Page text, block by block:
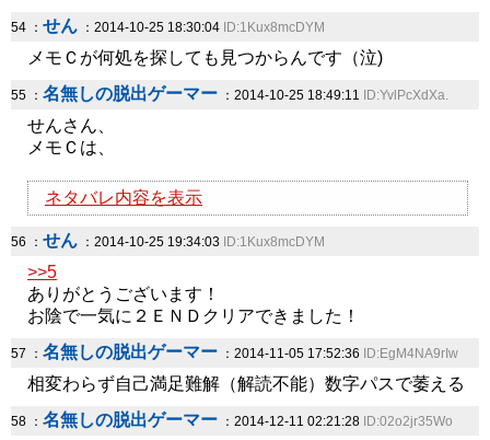
54 ： せん ：2014-10-25 18:30:04 ID:1Kux8mcDYM
メモＣが何処を探しても見つからんです（泣)
55 ： 名無しの脱出ゲーマー ：2014-10-25 18:49:11 ID:YvlPcXdXa.
せんさん、
メモＣは、
ネタバレ内容を表示
56 ： せん ：2014-10-25 19:34:03 ID:1Kux8mcDYM
>>5
ありがとうございます！
お陰で一気に２ＥＮＤクリアできました！
57 ： 名無しの脱出ゲーマー ：2014-11-05 17:52:36 ID:EgM4NA9rIw
相変わらず自己満足難解（解読不能）数字パスで萎える
58 ： 名無しの脱出ゲーマー ：2014-12-11 02:21:28 ID:02o2jr35Wo